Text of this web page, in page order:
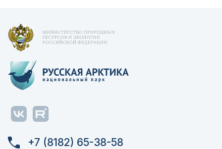
+7 (8182) 65-38-58